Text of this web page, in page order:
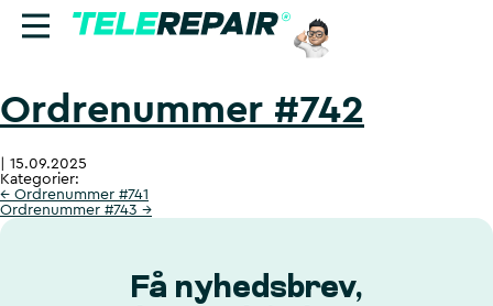
Reparation
Sælg
Find butik
Ordrenummer #742
15.09.2025
Kategorier:
← Ordrenummer #741
Ordrenummer #743 →
Få nyhedsbrev,